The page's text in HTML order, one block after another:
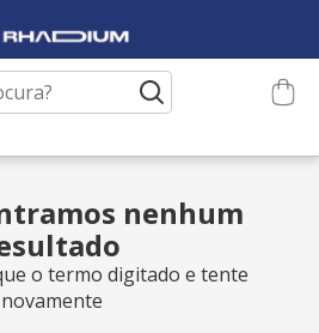
nenhum
o termo digitado e tente
novamente